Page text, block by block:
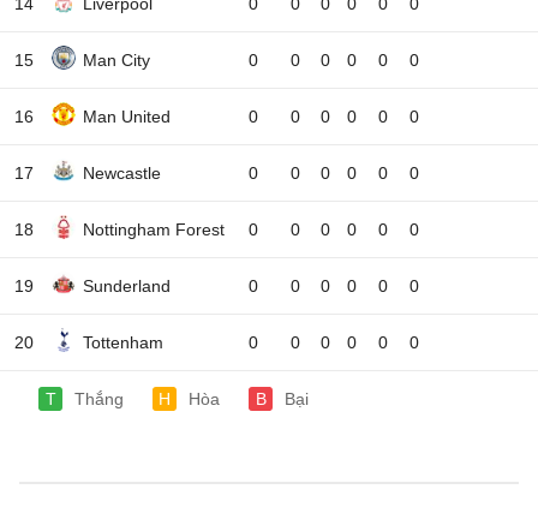
15 Man City 0 0 0 0 0 0
16 Man United 0 0 0 0 0 0
17 Newcastle 0 0 0 0 0 0
18 Nottingham Forest 0 0 0 0 0 0
19 Sunderland 0 0 0 0 0 0
20 Tottenham 0 0 0 0 0 0
T Thắng H Hòa B Bại